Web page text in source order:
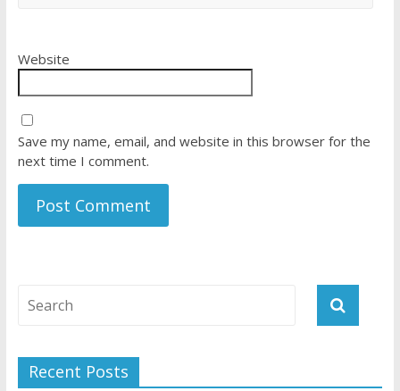
Website
Save my name, email, and website in this browser for the
next time I comment.
Recent Posts